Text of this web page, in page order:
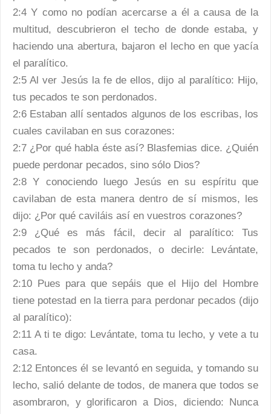
2:4 Y como no podían acercarse a él a causa de la
multitud, descubrieron el techo de donde estaba, y
haciendo una abertura, bajaron el lecho en que yacía
el paralítico.
2:5 Al ver Jesús la fe de ellos, dijo al paralítico: Hijo,
tus pecados te son perdonados.
2:6 Estaban allí sentados algunos de los escribas, los
cuales cavilaban en sus corazones:
2:7 ¿Por qué habla éste así? Blasfemias dice. ¿Quién
puede perdonar pecados, sino sólo Dios?
2:8 Y conociendo luego Jesús en su espíritu que
cavilaban de esta manera dentro de sí mismos, les
dijo: ¿Por qué caviláis así en vuestros corazones?
2:9 ¿Qué es más fácil, decir al paralítico: Tus
pecados te son perdonados, o decirle: Levántate,
toma tu lecho y anda?
2:10 Pues para que sepáis que el Hijo del Hombre
tiene potestad en la tierra para perdonar pecados (dijo
al paralítico):
2:11 A ti te digo: Levántate, toma tu lecho, y vete a tu
casa.
2:12 Entonces él se levantó en seguida, y tomando su
lecho, salió delante de todos, de manera que todos se
asombraron, y glorificaron a Dios, diciendo: Nunca